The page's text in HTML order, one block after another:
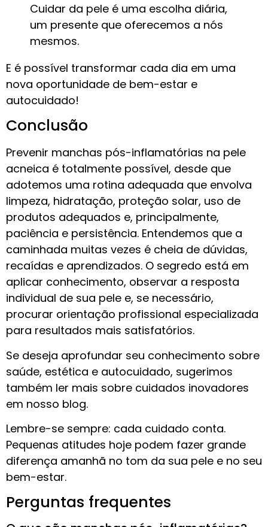
Cuidar da pele é uma escolha diária,
um presente que oferecemos a nós
mesmos.
E é possível transformar cada dia em uma
nova oportunidade de bem-estar e
autocuidado!
Conclusão
Prevenir manchas pós-inflamatórias na pele
acneica é totalmente possível, desde que
adotemos uma rotina adequada que envolva
limpeza, hidratação, proteção solar, uso de
produtos adequados e, principalmente,
paciência e persistência. Entendemos que a
caminhada muitas vezes é cheia de dúvidas,
recaídas e aprendizados. O segredo está em
aplicar conhecimento, observar a resposta
individual de sua pele e, se necessário,
procurar orientação profissional especializada
para resultados mais satisfatórios.
Se deseja aprofundar seu conhecimento sobre
saúde, estética e autocuidado, sugerimos
também ler mais sobre cuidados inovadores
em nosso blog.
Lembre-se sempre: cada cuidado conta.
Pequenas atitudes hoje podem fazer grande
diferença amanhã no tom da sua pele e no seu
bem-estar.
Perguntas frequentes